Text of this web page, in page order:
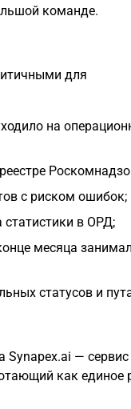
команде.
для
на
с риском ошибок;
в ОРД;
месяца
статусов и
Synapex.ai — сервис
как единое